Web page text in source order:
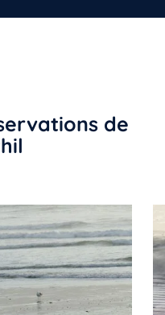
de